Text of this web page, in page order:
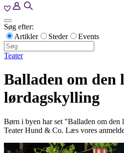
Søg efter:
Artikler
Steder Events
Teater
Balladen om den
lørdagskylling
Børn i byen har set "Balladen om
Teater Hund & Co. Læs vores